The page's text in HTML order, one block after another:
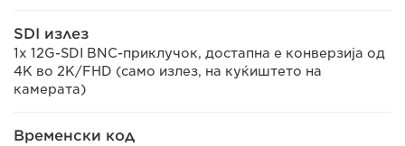
SDI излез
1x 12G-SDI BNC-приклучок, достапна е конверзија од
4K во 2K/FHD (само излез, на куќиштето на
камерата)
Временски код